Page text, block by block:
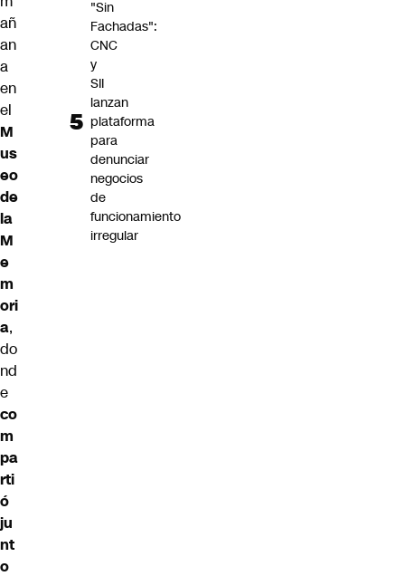
añ
an
a
en
el
M
us
eo
de
la
M
e
m
ori
a,
do
nd
e
co
m
pa
rti
ó
ju
nt
o
"Sin
Fachadas":
CNC
y
SII
lanzan
plataforma
para
denunciar
negocios
de
funcionamiento
irregular